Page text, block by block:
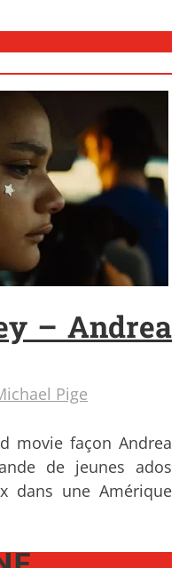
– Andrea
Pige
movie façon Andrea
de jeunes ados
dans une Amérique